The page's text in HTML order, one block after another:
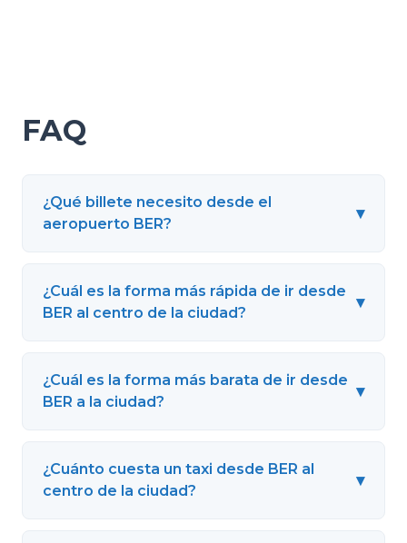
FAQ
¿Qué billete necesito desde el
aeropuerto BER?
▾
¿Cuál es la forma más rápida de ir desde
BER al centro de la ciudad?
▾
¿Cuál es la forma más barata de ir desde
BER a la ciudad?
▾
¿Cuánto cuesta un taxi desde BER al
centro de la ciudad?
▾